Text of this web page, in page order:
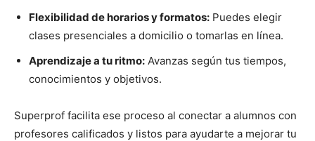
Flexibilidad de horarios y formatos: Puedes elegir
clases presenciales a domicilio o tomarlas en línea.
Aprendizaje a tu ritmo: Avanzas según tus tiempos,
conocimientos y objetivos.
Superprof facilita ese proceso al conectar a alumnos con
profesores calificados y listos para ayudarte a mejorar tu